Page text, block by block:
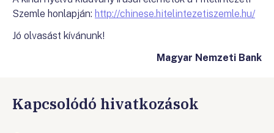
Szemle honlapján: http://chinese.hitelintezetiszemle.hu/
Jó olvasást kívánunk!
Magyar Nemzeti Bank
Kapcsolódó hivatkozások